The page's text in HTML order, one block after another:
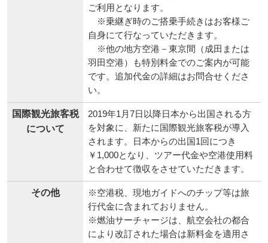
ご利用となります。
※乗継ぎ時のご搭乗手続きはお客様ご
自身にて行なっていただきます。
※他の地方空港－東京間（成田または
羽田空港）も特別料金でのご案内が可能
です。追加代金の詳細はお問合せくださ
い。
国際観光旅客税
について
2019年1月7日以降日本から出国される方
を対象に、新たに国際観光旅客税が導入
されます。日本からの出国1回につき
￥1,000となり、ツアー代金や空港使用料
と合わせて徴収をさせていただきます。
その他
※空港税、現地ガイドへのチップ等は旅
行代金に含まれておりません。
※燃油サーチャージは、航空会社の都合
により改訂された場合は新料金を適用さ